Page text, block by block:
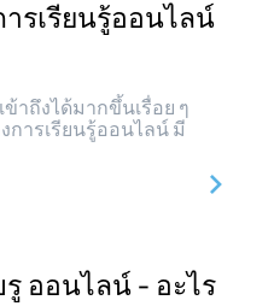
รเรียนรู้ออนไลน์
ข้าถึงได้มากขึ้นเรื่อย ๆ
การเรียนรู้ออนไลน์ มี
ออนไลน์ - อะไร